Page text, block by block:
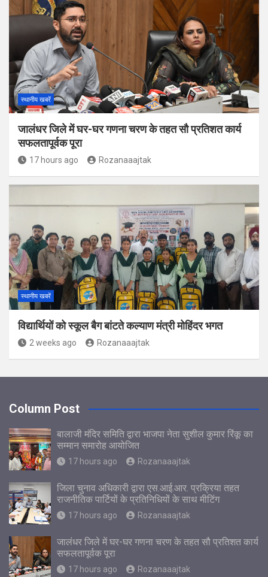
स्थानीय खबरें
जालंधर जिले में घर-घर गणना चरण के तहत सौ प्रतिशत कार्य
सफलतापूर्वक पूरा
17 hours ago Rozanaaajtak
स्थानीय खबरें
विद्यार्थियों को स्कूल बैग बांटते कल्याण मंत्री मोहिंदर भगत
2 weeks ago Rozanaaajtak
Column Post
बालाजी मंदिर समिति द्वारा भाजपा नेता सुशील कुमार रिंकू का
सम्मान समारोह आयोजित
17 hours ago Rozanaaajtak
जिला चुनाव अधिकारी द्वारा एस.आई.आर. प्रक्रिया तहत
राजनीतिक पार्टियों के प्रतिनिधियों के साथ मीटिंग
17 hours ago Rozanaaajtak
जालंधर जिले में घर-घर गणना चरण के तहत सौ प्रतिशत कार्य
सफलतापूर्वक पूरा
17 hours ago Rozanaaajtak